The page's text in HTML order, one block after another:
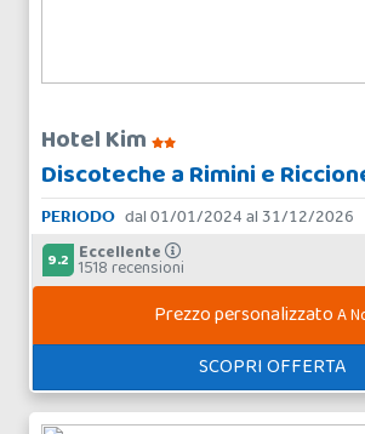
Hotel Kim
Discoteche a Rimini e
PERIODO dal 01/01/2024 al 31/12/2026
9.2 Eccellente
1518 recensioni
Prezzo personalizzatoA
SCOPRI OFFERTA